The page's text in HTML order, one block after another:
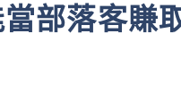
部落客賺